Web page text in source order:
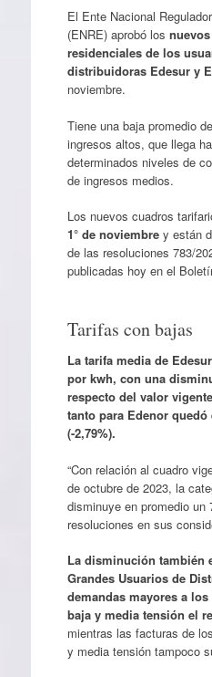
El Ente Nacional
(ENRE) aprobó los
residenciales de los
distribuidoras Edesur y
noviembre.
Tiene una baja promedio
ingresos altos, que llega
determinados niveles de
de ingresos medios.
Los nuevos cuadros
1° de noviembrey están
de las resoluciones 783/
publicadas hoy en el
Tarifas con bajas
La tarifa media de
por kwh, con una
respecto del valor
tanto para Edenor quedó
(-2,79%).
“Con relación al cuadro
de octubre de 2023, la
disminuye en promedio un
resoluciones en sus
La disminución también
Grandes Usuarios de
demandas mayores a los
baja y media tensión el
mientras las facturas de
y media tensión tampoco